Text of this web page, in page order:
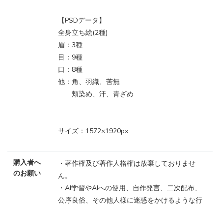
【PSDデータ】
全身立ち絵(2種)
眉：3種
目：9種
口：8種
他：角、羽織、苦無
頬染め、汗、青ざめ
サイズ：1572×1920px
購入者へ
のお願い
・著作権及び著作人格権は放棄しておりませ
ん。
・AI学習やAIへの使用、自作発言、二次配布、
公序良俗、その他人様に迷惑をかけるような行